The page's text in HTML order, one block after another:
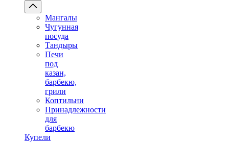
Мангалы
Чугунная
посуда
Тандыры
Печи
под
казан,
барбекю,
грили
Коптильни
Принадлежности
для
барбекю
Купели